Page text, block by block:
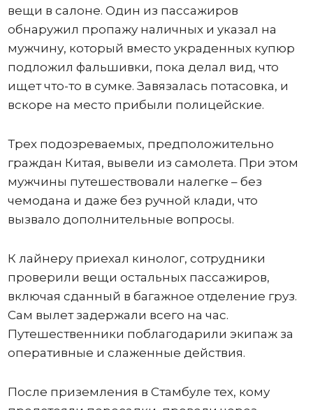
вещи в салоне. Один из пассажиров
обнаружил пропажу наличных и указал на
мужчину, который вместо украденных купюр
подложил фальшивки, пока делал вид, что
ищет что-то в сумке. Завязалась потасовка, и
вскоре на место прибыли полицейские.
Трех подозреваемых, предположительно
граждан Китая, вывели из самолета. При этом
мужчины путешествовали налегке – без
чемодана и даже без ручной клади, что
вызвало дополнительные вопросы.
К лайнеру приехал кинолог, сотрудники
проверили вещи остальных пассажиров,
включая сданный в багажное отделение груз.
Сам вылет задержали всего на час.
Путешественники поблагодарили экипаж за
оперативные и слаженные действия.
После приземления в Стамбуле тех, кому